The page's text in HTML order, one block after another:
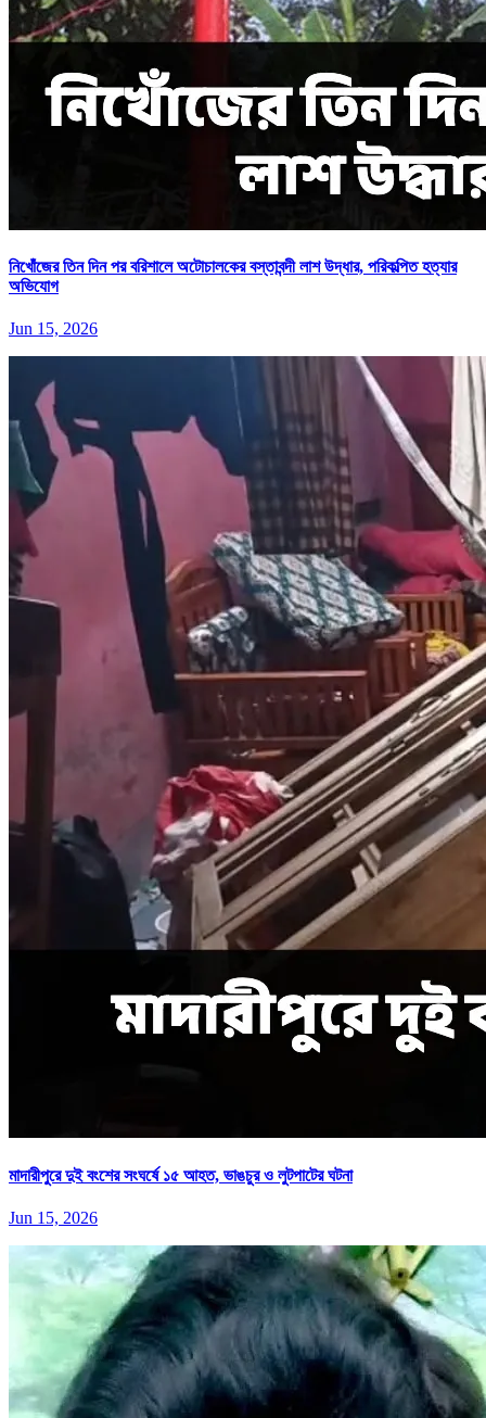
নিখোঁজের তিন দিন পর বরিশালে অটোচালকের বস্তাবন্দী লাশ উদ্ধার, পরিকল্পিত হত্যার
অভিযোগ
Jun 15, 2026
মাদারীপুরে দুই বংশের সংঘর্ষে ১৫ আহত, ভাঙচুর ও লুটপাটের ঘটনা
Jun 15, 2026